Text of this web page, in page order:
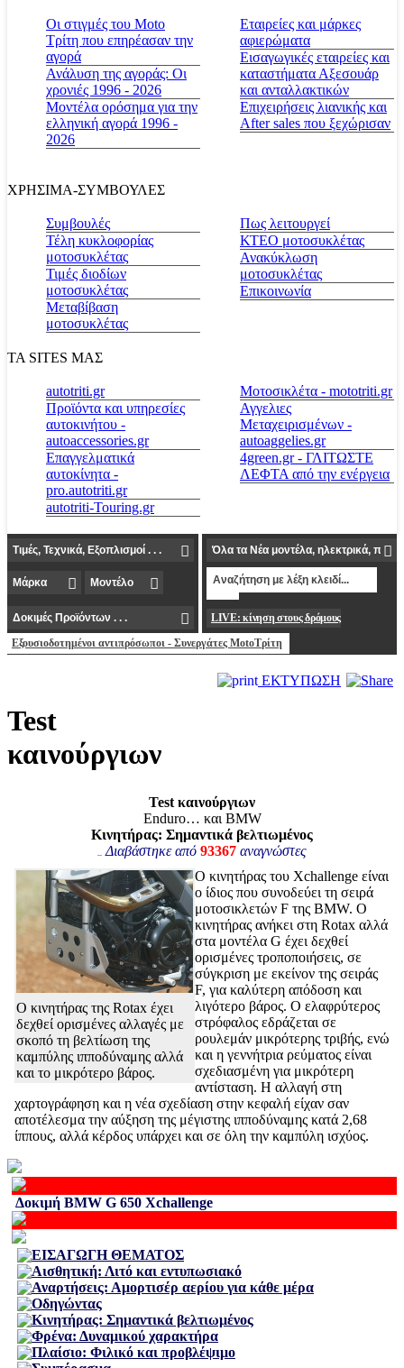
Οι στιγμές του Moto
Τρίτη που επηρέασαν την
αγορά
Ανάλυση της αγοράς: Οι
χρονιές 1996 - 2026
Μοντέλα ορόσημα για την
ελληνική αγορά 1996 -
2026
Εταιρείες και μάρκες
αφιερώματα
Εισαγωγικές εταιρείες και
καταστήματα Αξεσουάρ
και ανταλλακτικών
Επιχειρήσεις λιανικής και
After sales που ξεχώρισαν
ΧΡΗΣΙΜΑ-ΣΥΜΒΟΥΛΕΣ
Συμβουλές
Τέλη κυκλοφορίας
μοτοσυκλέτας
Τιμές διοδίων
μοτοσυκλέτας
Μεταβίβαση
μοτοσυκλέτας
Πως λειτουργεί
ΚΤΕΟ μοτοσυκλέτας
Ανακύκλωση
μοτοσυκλέτας
Επικοινωνία
ΤΑ SITES ΜΑΣ
autotriti.gr
Προϊόντα και υπηρεσίες
αυτοκινήτου -
autoaccessories.gr
Επαγγελματικά
αυτοκίνητα -
pro.autotriti.gr
autotriti-Touring.gr
Μοτοσικλέτα - mototriti.gr
Αγγελιες
Μεταχειρισμένων -
autoaggelies.gr
4green.gr - ΓΛΙΤΩΣΤΕ
ΛΕΦΤΑ από την ενέργεια
LIVE: κίνηση στους δρόμους
Εξουσιοδοτημένοι αντιπρόσωποι - Συνεργάτες MotoΤρίτη
ΕΚΤΥΠΩΣΗ
Test
καινούργιων
Test καινούργιων
Enduro… και BMW
Κινητήρας: Σημαντικά βελτιωμένος
Διαβάστηκε από 93367 αναγνώστες
Ο κινητήρας της Rotax έχει
δεχθεί ορισμένες αλλαγές με
σκοπό τη βελτίωση της
καμπύλης ιπποδύναμης αλλά
και το μικρότερο βάρος.
Ο κινητήρας του Xchallenge είναι
ο ίδιος που συνοδεύει τη σειρά
μοτοσικλετών F της BMW. Ο
κινητήρας ανήκει στη Rotax αλλά
στα μοντέλα G έχει δεχθεί
ορισμένες τροποποιήσεις, σε
σύγκριση με εκείνον της σειράς
F, για καλύτερη απόδοση και
λιγότερο βάρος. Ο ελαφρύτερος
στρόφαλος εδράζεται σε
ρουλεμάν μικρότερης τριβής, ενώ
και η γεννήτρια ρεύματος είναι
σχεδιασμένη για μικρότερη
αντίσταση. Η αλλαγή στη
χαρτογράφηση και η νέα σχεδίαση στην κεφαλή είχαν σαν
αποτέλεσμα την αύξηση της μέγιστης ιπποδύναμης κατά 2,68
ίππους, αλλά κέρδος υπάρχει και σε όλη την καμπύλη ισχύος.
Δοκιμή BMW G 650 Xchallenge
ΕΙΣΑΓΩΓΗ ΘΕΜΑΤΟΣ
Αισθητική: Λιτό και εντυπωσιακό
Αναρτήσεις: Αμορτισέρ αερίου για κάθε μέρα
Οδηγώντας
Κινητήρας: Σημαντικά βελτιωμένος
Φρένα: Δυναμικού χαρακτήρα
Πλαίσιο: Φιλικό και προβλέψιμο